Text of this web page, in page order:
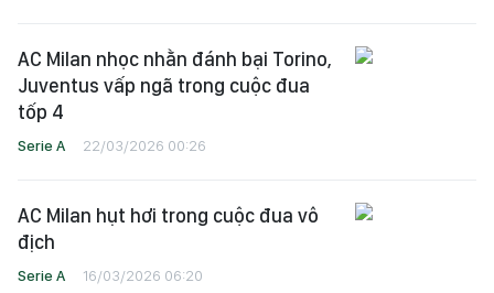
AC Milan nhọc nhằn đánh bại Torino,
Juventus vấp ngã trong cuộc đua
tốp 4
Serie A 22/03/2026 00:26
AC Milan hụt hơi trong cuộc đua vô
địch
Serie A 16/03/2026 06:20